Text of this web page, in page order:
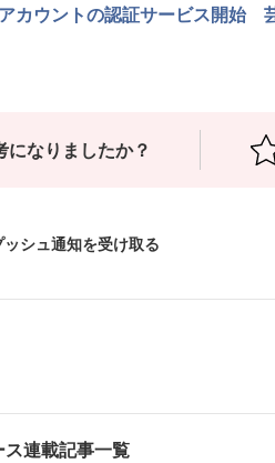
カウントの認証サービス開始
になりましたか？
ッシュ通知を受け取る
連載記事一覧